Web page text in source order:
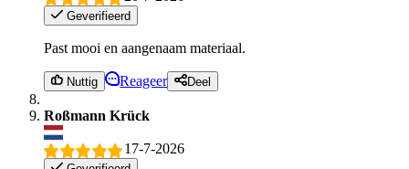
Geverifieerd
Past mooi en aangenaam materiaal.
Nuttig Reageer Deel
Roßmann Krück
17-7-2026